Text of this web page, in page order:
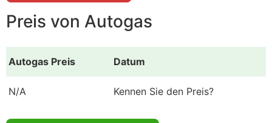
Preis von Autogas
Autogas Preis Datum
N/A Kennen Sie den Preis?